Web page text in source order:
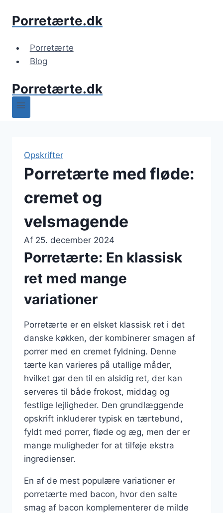
Porretærte.dk
Porretærte
Blog
Porretærte.dk
Opskrifter
Porretærte med fløde:
cremet og
velsmagende
Af 25. december 2024
Porretærte: En klassisk
ret med mange
variationer
Porretærte er en elsket klassisk ret i det
danske køkken, der kombinerer smagen af
porrer med en cremet fyldning. Denne
tærte kan varieres på utallige måder,
hvilket gør den til en alsidig ret, der kan
serveres til både frokost, middag og
festlige lejligheder. Den grundlæggende
opskrift inkluderer typisk en tærtebund,
fyldt med porrer, fløde og æg, men der er
mange muligheder for at tilføje ekstra
ingredienser.
En af de mest populære variationer er
porretærte med bacon, hvor den salte
smag af bacon komplementerer de milde